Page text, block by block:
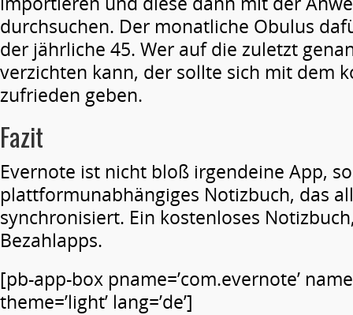
durchsuchen. Der monatliche Obulus
der jährliche 45. Wer auf die zuletzt
verzichten kann, der sollte sich mit dem
zufrieden geben.
Fazit
Evernote ist nicht bloß irgendeine App,
plattformunabhängiges Notizbuch, das
synchronisiert. Ein kostenloses
Bezahlapps.
[pb-app-box pname=’com.evernote’
theme=’light’ lang=’de’]